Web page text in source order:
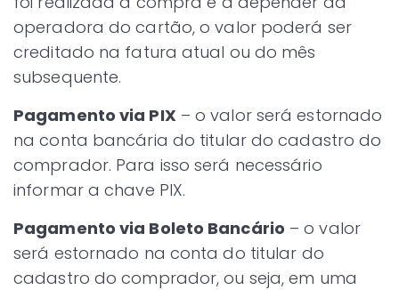
operadora do cartão, o valor poderá ser
creditado na fatura atual ou do mês
subsequente.
Pagamento via PIX– o valor será estornado
na conta bancária do titular do cadastro do
comprador. Para isso será necessário
informar a chave PIX.
Pagamento via Boleto Bancário – o valor
será estornado na conta do titular do
cadastro do comprador, ou seja, em uma